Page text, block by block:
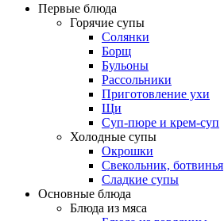
Первые блюда
Горячие супы
Солянки
Борщ
Бульоны
Рассольники
Приготовление ухи
Щи
Суп-пюре и крем-суп
Холодные супы
Окрошки
Свекольник, ботвинья
Cладкие супы
Основные блюда
Блюда из мяса